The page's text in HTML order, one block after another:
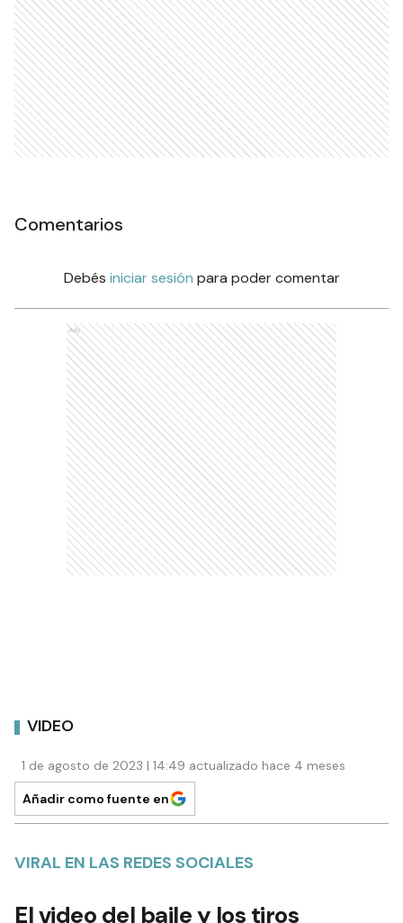
Comentarios
Debés iniciar sesión para poder comentar
Ads
VIDEO
1 de agosto de 2023 | 14:49 actualizado hace 4 meses
Añadir como fuente en
VIRAL EN LAS REDES SOCIALES
El video del baile y los tiros